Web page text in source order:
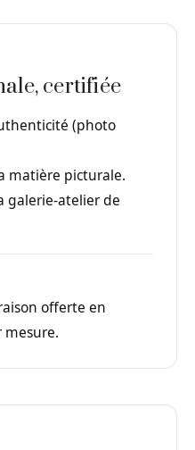
certifiée
(photo
matière picturale.
galerie-atelier de
offerte en
mesure.